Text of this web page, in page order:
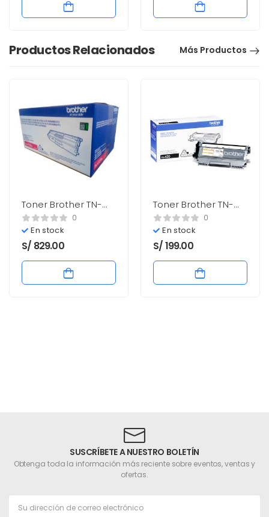
Productos Relacionados Más Productos
Toner Brother TN-
419M Magenta 9,000
paginas Nuevo
0
En stock
S/ 829.00
Toner Brother TN-
420 Negro 1200 Pag.
Nuevo
0
En stock
S/199.00
SUSCRÍBETE A NUESTRO BOLETÍN
Obtenga toda la información más reciente sobre eventos, ventas y
ofertas.